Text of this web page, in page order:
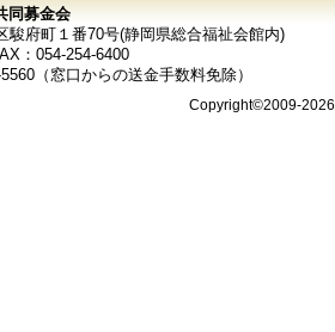
同募金会
駿府町１番70号(静岡県総合福祉会館内)
：054-254-6400
（窓口からの送金手数料免除）
Copyright©2009-